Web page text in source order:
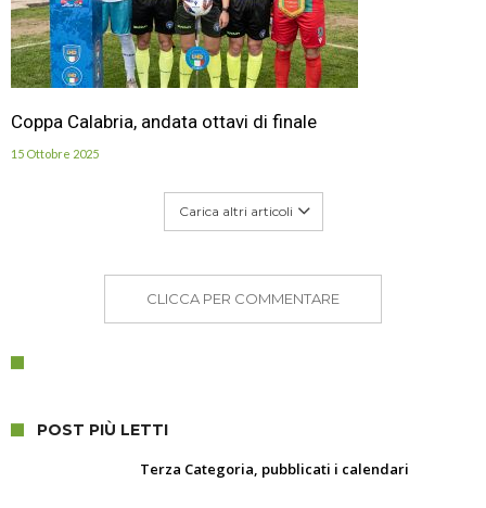
Coppa Calabria, andata ottavi di finale
15 Ottobre 2025
Carica altri articoli
CLICCA PER COMMENTARE
POST PIÙ LETTI
Terza Categoria, pubblicati i calendari